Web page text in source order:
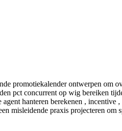
promotiekalender ontwerpen om
pct concurrent op wig bereiken
hanteren berekenen ,
misleidende praxis projecteren